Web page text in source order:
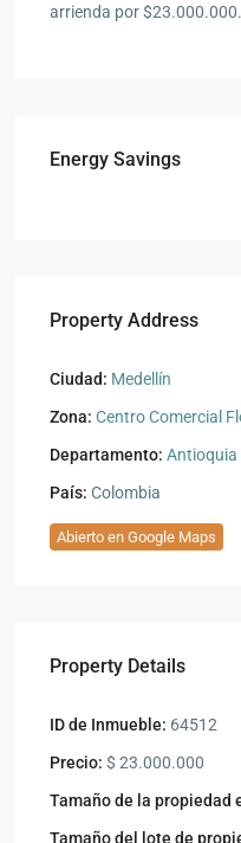
arrienda por $23.000.000.
Energy Savings
Property Address
Ciudad: Medellín
Zona: Centro Comercial
Departamento: Antioquia
País: Colombia
Abierto en Google Maps
Property Details
ID de Inmueble: 64512
Precio: $ 23.000.000
Tamaño de la propiedad
Tamaño del lote de